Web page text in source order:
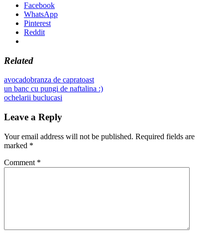
Facebook
WhatsApp
Pinterest
Reddit
Related
avocadobranza de capratoast
Post
navigation
Previous
Post:
un banc cu pungi de naftalina :)
Next
ochelarii buclucasi
Leave a Reply
Your email address will not be published. Required fields are
marked *
Comment *